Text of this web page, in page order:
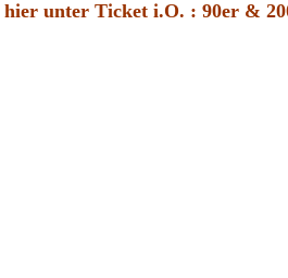
hier unter Ticket i.O. : 90er &